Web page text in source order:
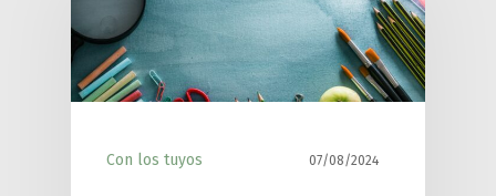
Con los tuyos 07/08/2024